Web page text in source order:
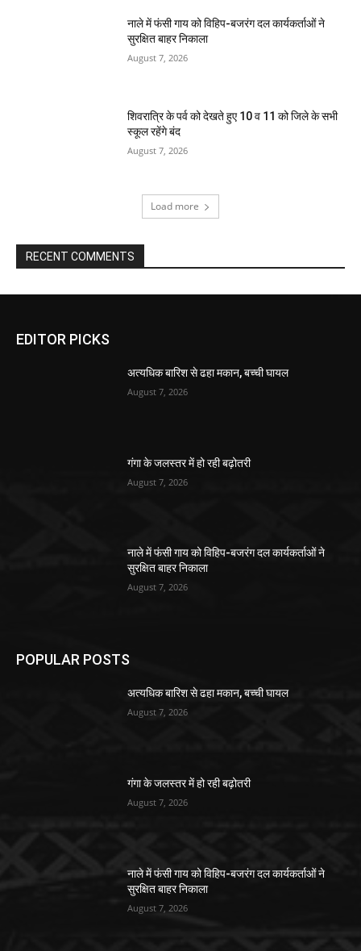
नाले में फंसी गाय को विहिप-बजरंग दल कार्यकर्ताओं ने
सुरक्षित बाहर निकाला
August 7, 2026
शिवरात्रि के पर्व को देखते हुए 10 व 11 को जिले के सभी
स्कूल रहेंगे बंद
August 7, 2026
Load more
RECENT COMMENTS
EDITOR PICKS
अत्यधिक बारिश से ढहा मकान, बच्ची घायल
August 7, 2026
गंगा के जलस्तर में हो रही बढ़ोतरी
August 7, 2026
नाले में फंसी गाय को विहिप-बजरंग दल कार्यकर्ताओं ने
सुरक्षित बाहर निकाला
August 7, 2026
POPULAR POSTS
अत्यधिक बारिश से ढहा मकान, बच्ची घायल
August 7, 2026
गंगा के जलस्तर में हो रही बढ़ोतरी
August 7, 2026
नाले में फंसी गाय को विहिप-बजरंग दल कार्यकर्ताओं ने
सुरक्षित बाहर निकाला
August 7, 2026